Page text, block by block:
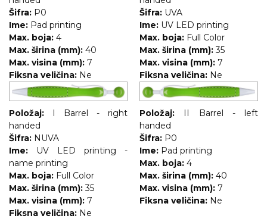
Šifra: P0
Ime: Pad printing
Max. boja: 4
Max. širina (mm): 40
Max. visina (mm): 7
Fiksna veličina: Ne
Šifra: UVA
Ime: UV LED printing
Max. boja: Full Color
Max. širina (mm): 35
Max. visina (mm): 7
Fiksna veličina: Ne
Položaj:
I Barrel - right
handed
Šifra: NUVA
Ime:
UV LED printing -
name printing
Max. boja: Full Color
Max. širina (mm): 35
Max. visina (mm): 7
Fiksna veličina: Ne
Položaj:
II Barrel - left
handed
Šifra: P0
Ime: Pad printing
Max. boja: 4
Max. širina (mm): 40
Max. visina (mm): 7
Fiksna veličina: Ne